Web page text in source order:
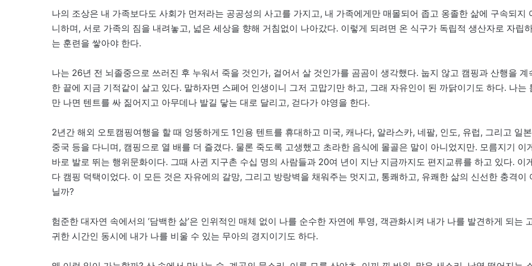
나의 조상은 내 가족보다도 사회가 먼저라는 공공성의 사고를 가지고, 내 가족에게만 매몰되어 좁고 옹졸한 삶에 구속되지
니하며, 서로 가족의 짐을 내려놓고, 넓은 세상을 향해 거침없이 나아갔다. 이렇게 되려면 온 식구가 독립적 생산자로 자립
는 훈련을 쌓아야 한다.
나는 26년 전 뇌졸중으로 쓰러진 후 누워서 죽을 것인가, 걸어서 살 것인가를 곰곰이 생각했다. 눕지 않고 캠핑과 산행을 계
한 끝에 지금 기적같이 살고 있다. 말하자면 스페어 인생이니 그저 고맙기만 하고, 그래 자유인이 된 까닭이기도 하다. 나는
만 나면 텐트를 싸 짊어지고 아무데나 발길 닿는 대로 달리고, 걷다가 야영을 한다.
2년간 해외 오토캠핑여행을 할 때 엉뚱하게도 1인용 텐트를 휴대하고 미국, 캐나다, 알라스카, 네팔, 인도, 유럽, 그리고 일
중국 등을 다니며, 캠핑으로 열 배를 더 즐겼다. 물론 죽도록 고생했고 초라한 음식에 몰골은 말이 아니었지만. 모름지기 이
바로 발로 뛰는 행위문화이다. 그때 사귄 지구촌 수십 명의 사람들과 20여 년이 지난 지금까지도 편지교류를 하고 있다. 이
다 캠핑 덕택이었다. 이 모든 것은 자유에의 갈망, 그리고 방랑벽을 채워주는 멋지고, 통쾌하고, 유쾌한 삶의 신선한 충격이
닐까?
험준한 대자연 속에서의 ‘담백한 삶’은 인위적인 매체 없이 나를 순수한 자연에 투영, 객관화시켜 내가 나를 발견하게 되는
귀한 시간인 동시에 내가 나를 비울 수 있는 무아의 경지이기도 하다.